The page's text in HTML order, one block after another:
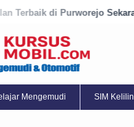
9 Bengkel
Mengemudi SIM